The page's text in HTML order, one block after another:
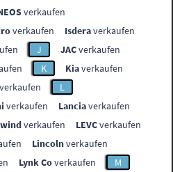
verkaufen
verkaufen Isderaverkaufen
J JACverkaufen
K Kiaverkaufen
verkaufen
L
verkaufen Lanciaverkaufen
verkaufen LEVCverkaufen
Lincolnverkaufen
Lynk Coverkaufen
M